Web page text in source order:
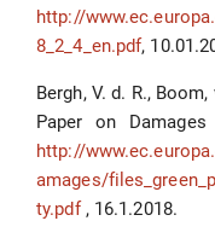
http://
8_2_4_en.pdf,
Bergh, V. d. R.,
Paper on
http://
amages/
ty.pdf, 16.1.2018.